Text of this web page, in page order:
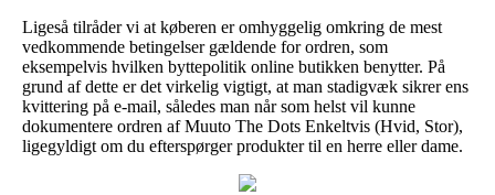
Ligeså tilråder vi at køberen er omhyggelig omkring de mest
vedkommende betingelser gældende for ordren, som
eksempelvis hvilken byttepolitik online butikken benytter. På
grund af dette er det virkelig vigtigt, at man stadigvæk sikrer ens
kvittering på e-mail, således man når som helst vil kunne
dokumentere ordren af Muuto The Dots Enkeltvis (Hvid, Stor),
ligegyldigt om du efterspørger produkter til en herre eller dame.